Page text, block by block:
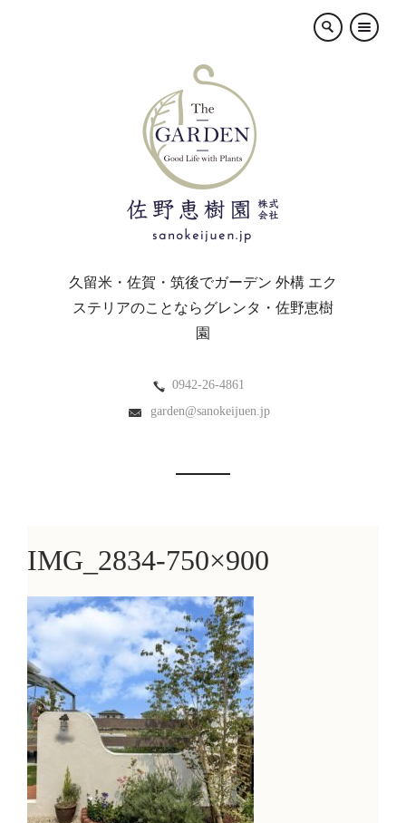
×
久留米・佐賀・筑後でガーデン 外構 エク
ステリアのことならグレンタ・佐野恵樹
園
0942-26-4861
garden@sanokeijuen.jp
IMG_2834-750×900